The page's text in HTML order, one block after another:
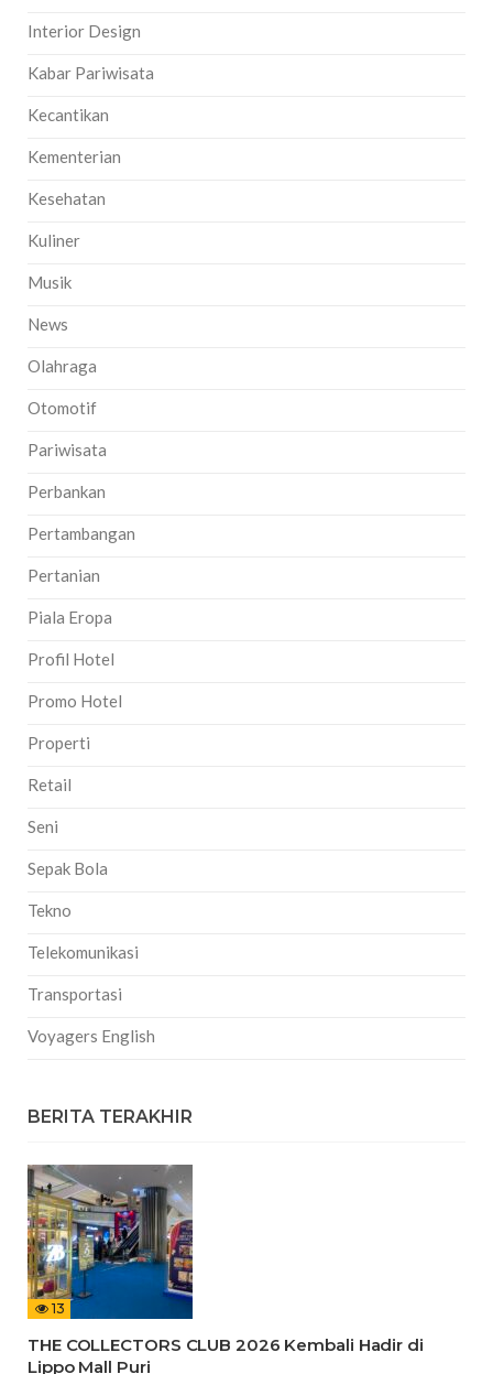
Interior Design
Kabar Pariwisata
Kecantikan
Kementerian
Kesehatan
Kuliner
Musik
News
Olahraga
Otomotif
Pariwisata
Perbankan
Pertambangan
Pertanian
Piala Eropa
Profil Hotel
Promo Hotel
Properti
Retail
Seni
Sepak Bola
Tekno
Telekomunikasi
Transportasi
Voyagers English
BERITA TERAKHIR
13
THE COLLECTORS CLUB 2026 Kembali Hadir di
Lippo Mall Puri